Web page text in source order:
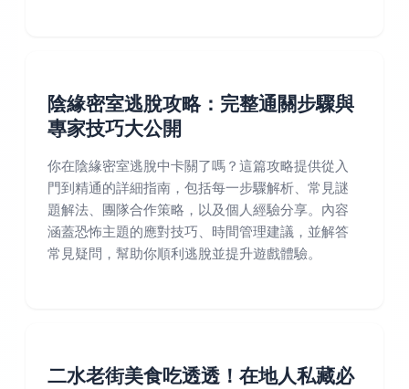
陰緣密室逃脫攻略：完整通關步驟與
專家技巧大公開
你在陰緣密室逃脫中卡關了嗎？這篇攻略提供從入
門到精通的詳細指南，包括每一步驟解析、常見謎
題解法、團隊合作策略，以及個人經驗分享。內容
涵蓋恐怖主題的應對技巧、時間管理建議，並解答
常見疑問，幫助你順利逃脫並提升遊戲體驗。
二水老街美食吃透透！在地人私藏必